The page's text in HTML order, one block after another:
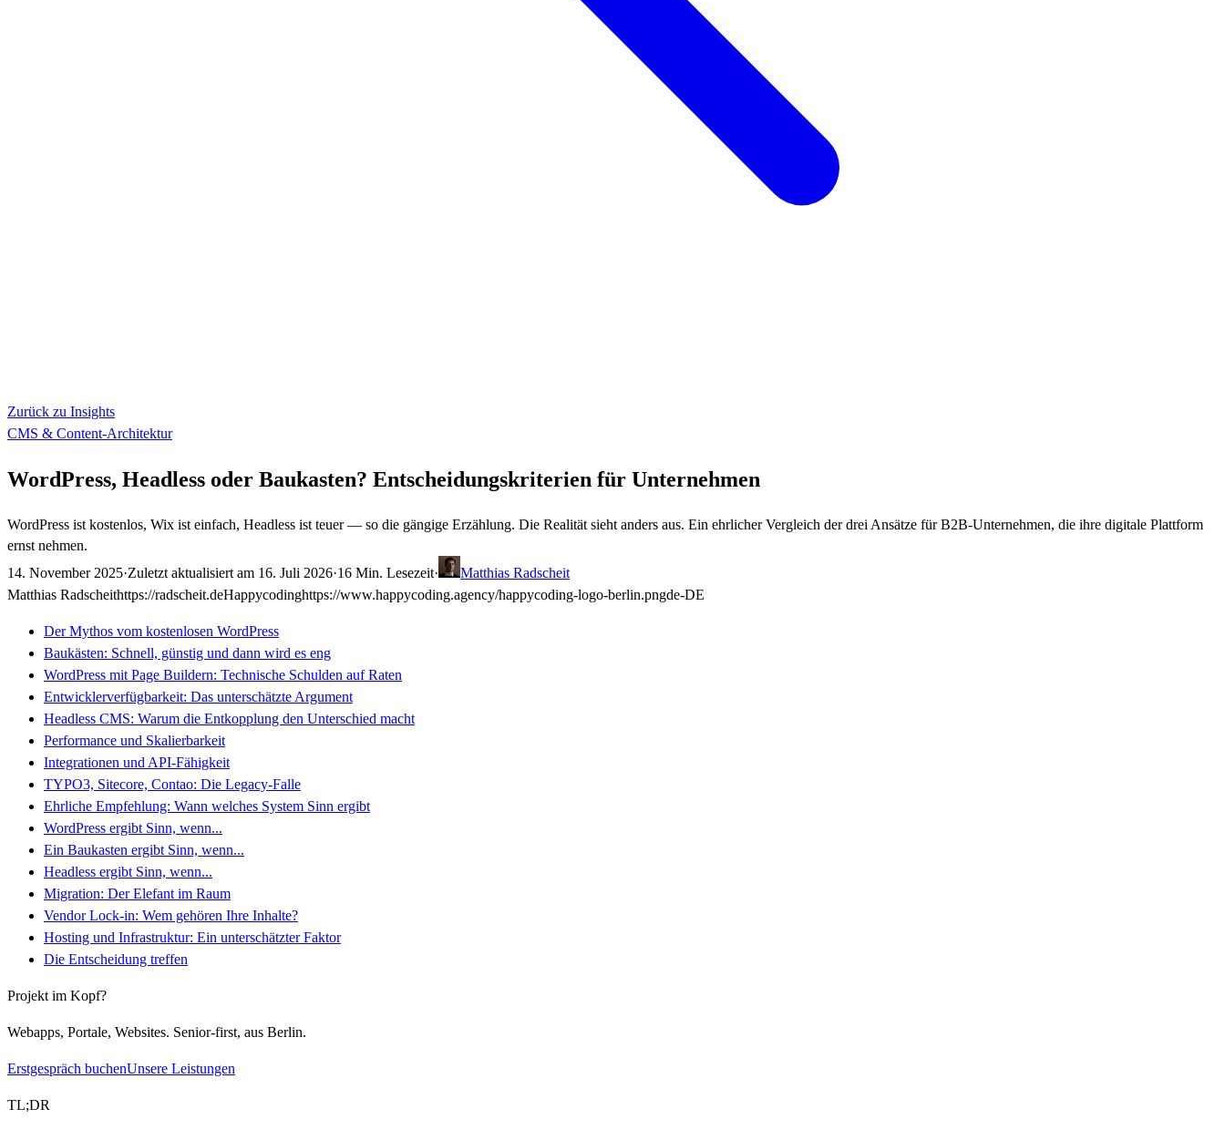
Zurück zu Insights
CMS & Content-Architektur
WordPress, Headless oder Baukasten? Entscheidungskriterien für Unternehmen
WordPress ist kostenlos, Wix ist einfach, Headless ist teuer — so die gängige Erzählung. Die Realität sieht anders aus. Ein ehrlicher Vergleich der drei Ansätze für B2B-Unternehmen, die ihre digitale Plattform
ernst nehmen.
14. November 2025·Zuletzt aktualisiert am 16. Juli 2026·16 Min. Lesezeit·
Matthias Radscheit
Matthias Radscheithttps://radscheit.deHappycodinghttps://www.happycoding.agency/happycoding-logo-berlin.pngde-DE
Der Mythos vom kostenlosen WordPress
Baukästen: Schnell, günstig und dann wird es eng
WordPress mit Page Buildern: Technische Schulden auf Raten
Entwicklerverfügbarkeit: Das unterschätzte Argument
Headless CMS: Warum die Entkopplung den Unterschied macht
Performance und Skalierbarkeit
Integrationen und API-Fähigkeit
TYPO3, Sitecore, Contao: Die Legacy-Falle
Ehrliche Empfehlung: Wann welches System Sinn ergibt
WordPress ergibt Sinn, wenn...
Ein Baukasten ergibt Sinn, wenn...
Headless ergibt Sinn, wenn...
Migration: Der Elefant im Raum
Vendor Lock-in: Wem gehören Ihre Inhalte?
Hosting und Infrastruktur: Ein unterschätzter Faktor
Die Entscheidung treffen
Projekt im Kopf?
Webapps, Portale, Websites. Senior-first, aus Berlin.
Erstgespräch buchenUnsere Leistungen
TL;DR